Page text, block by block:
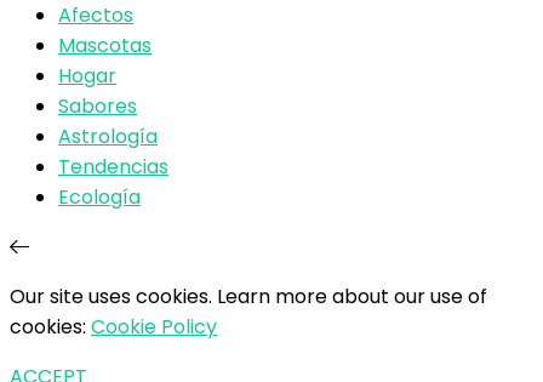
Afectos
Mascotas
Hogar
Sabores
Astrología
Tendencias
Ecología
Our site uses cookies. Learn more about our use of
cookies: Cookie Policy